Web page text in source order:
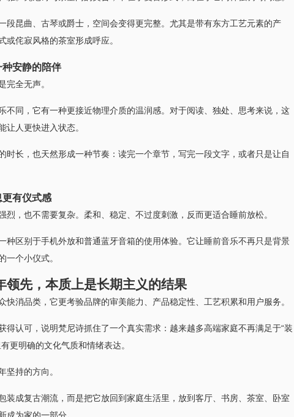
段昆曲、古琴或爵士，空间会变得更完整。尤其是带有东方工艺元素的产
或侘寂风格的茶室形成呼应。
安静的陪伴
完全无声。
不同，它有一种更接近物理介质的温润感。对于阅读、独处、思考来说，这
让人更快进入状态。
时长，也天然形成一种节奏：读完一个章节，写完一段文字，或者只是让自
有仪式感
烈，也不需要复杂。柔和、稳定、不过度刺激，反而更适合睡前放松。
种区别于手机外放和普通蓝牙音箱的使用体验。它让睡前音乐不再只是背景
一个小仪式。
领先，本质上是长期主义的结果
快消品类，它更考验品牌的审美能力、产品稳定性、工艺积累和用户服务。
得认可，说明梵尼诗抓住了一个真实需求：越来越多高端家庭不再满足于“装
更明确的文化气质和情绪表达。
坚持的方向。
装成复古潮流，而是把它放回到家庭生活里，放到客厅、书房、茶室、卧室